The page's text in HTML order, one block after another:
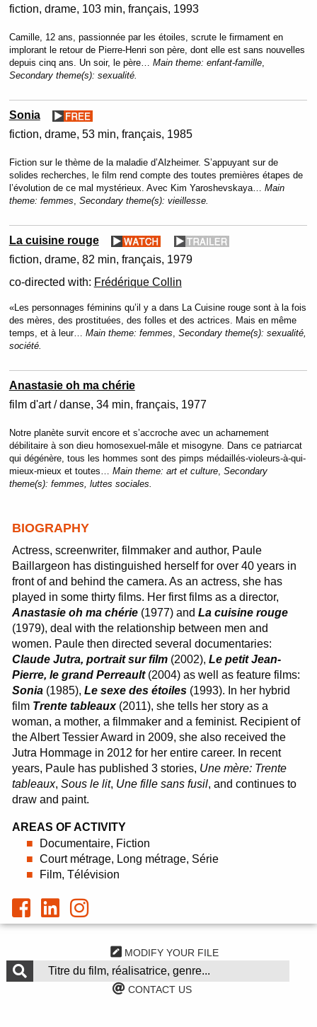
fiction drame 103 min français 1993
Camille, 12 ans, passionnée par les étoiles, scrute le firmament en
implorant le retour de Pierre-Henri son père, dont elle est sans nouvelles
depuis cinq ans. Un soir, le père… Main theme: enfant-famille,
Secondary theme(s): sexualité.
Sonia
fiction drame 53 min français 1985
Fiction sur le thème de la maladie d’Alzheimer. S’appuyant sur de
solides recherches, le film rend compte des toutes premières étapes de
l’évolution de ce mal mystérieux. Avec Kim Yaroshevskaya… Main
theme: femmes, Secondary theme(s): vieillesse.
La cuisine rouge
fiction drame 82 min français 1979
co-directed with: Frédérique Collin
«Les personnages féminins qu’il y a dans La Cuisine rouge sont à la fois
des mères, des prostituées, des folles et des actrices. Mais en même
temps, et à leur… Main theme: femmes, Secondary theme(s): sexualité,
société.
Anastasie oh ma chérie
film d'art / danse 34 min français 1977
Notre planète survit encore et s’accroche avec un acharnement
débilitaire à son dieu homosexuel-mâle et misogyne. Dans ce patriarcat
qui dégénère, tous les hommes sont des pimps médaillés-violeurs-à-qui-
mieux-mieux et toutes… Main theme: art et culture, Secondary
theme(s): femmes, luttes sociales.
BIOGRAPHY
Actress, screenwriter, filmmaker and author, Paule
Baillargeon has distinguished herself for over 40 years in
front of and behind the camera. As an actress, she has
played in some thirty films. Her first films as a director,
Anastasie oh ma chérie (1977) andLa cuisine rouge
(1979), deal with the relationship between men and
women. Paule then directed several documentaries:
Claude Jutra, portrait sur film (2002),Le petit Jean-
Pierre, le grand Perreault(2004) as well as feature films:
Sonia (1985),Le sexe des étoiles (1993). In her hybrid
film Trente tableaux(2011), she tells her story as a
woman, a mother, a filmmaker and a feminist. Recipient of
the Albert Tessier Award in 2009, she also received the
Jutra Hommage in 2012 for her entire career. In recent
years, Paule has published 3 stories, Une mère: Trente
tableaux,Sous le lit, Une fille sans fusil, and continues to
draw and paint.
AREAS OF ACTIVITY
Documentaire, Fiction
Court métrage, Long métrage, Série
Film, Télévision
MODIFY YOUR FILE
CONTACT US